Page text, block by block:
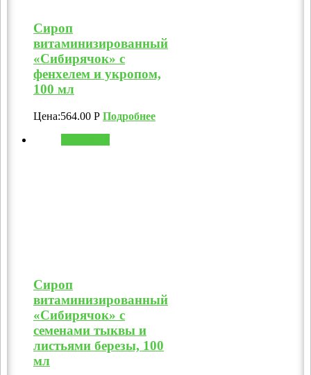
Сироп
витаминизированный
«Сибирячок» с
фенхелем и укропом,
100 мл
Цена:564.00 Р Подробнее
Сироп
витаминизированный
«Сибирячок» с
семенами тыквы и
листьями березы, 100
мл